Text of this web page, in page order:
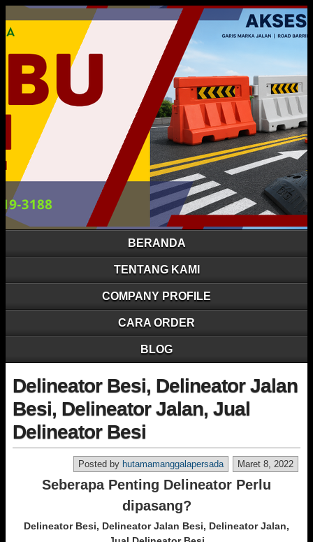
BERANDA
TENTANG KAMI
COMPANY PROFILE
CARA ORDER
BLOG
Delineator Besi, Delineator Jalan
Besi, Delineator Jalan, Jual
Delineator Besi
Maret 8, 2022
Posted by hutamamanggalapersada
Seberapa Penting Delineator Perlu
dipasang?
Delineator Besi, Delineator Jalan Besi, Delineator Jalan,